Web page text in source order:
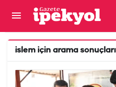
islem için arama sonuçları